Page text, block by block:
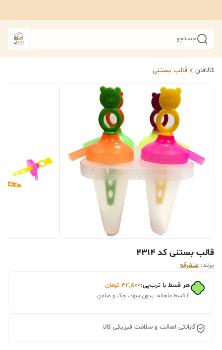
جستجو
کالافان قالب بستنی
قالب بستنی کد 4314
برند: متفرقه
هر قسط با ترب‌پی:۴۲٬۵۰۰ تومان
۴ قسط ماهانه. بدون سود، چک و ضامن.
گارانتی اصالت و سلامت فیزیکی کالا